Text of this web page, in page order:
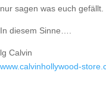
nur sagen was euch gefällt.
In diesem Sinne….
lg Calvin
www.calvinhollywood-